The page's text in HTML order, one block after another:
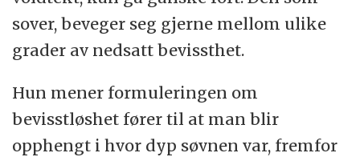
sover, beveger seg gjerne mellom ulike
grader av nedsatt bevissthet.
Hun mener formuleringen om
bevisstløshet fører til at man blir
opphengt i hvor dyp søvnen var, fremfor